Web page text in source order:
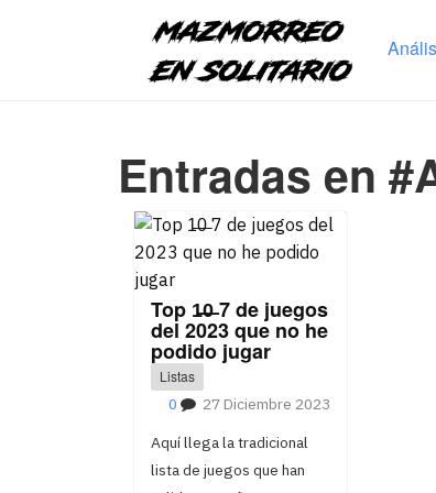
Entradas en
Top 1̶0̶ 7 de juegos
del 2023 que no he
podido jugar
Listas
27 Diciembre 2023
0
Aquí llega la tradicional
lista de juegos que han